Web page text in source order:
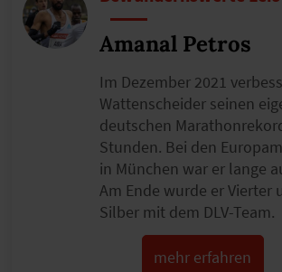
Amanal Petros
Im Dezember 2021
Wattenscheider seinen
deutschen
Stunden. Bei den
in München war er lange
Am Ende wurde er Vierter
Silber mit dem DLV-Team.
mehr erfahren